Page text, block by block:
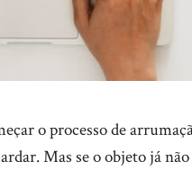
o processo de
Mas se o objeto já